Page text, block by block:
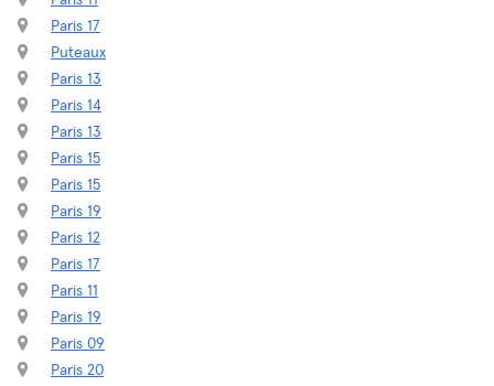
Paris 17
Puteaux
Paris 13
Paris 14
Paris 13
Paris 15
Paris 15
Paris 19
Paris 12
Paris 17
Paris 11
Paris 19
Paris 09
Paris 20